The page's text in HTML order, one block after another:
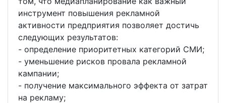
инструмент повышения рекламной
активности предприятия позволяет достичь
следующих результатов:
- определение приоритетных категорий СМИ;
- уменьшение рисков провала рекламной
кампании;
- получение максимального эффекта от затрат
на рекламу;